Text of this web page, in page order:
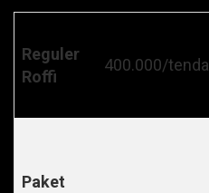
Reguler
Roffi
400.000/tenda
Paket